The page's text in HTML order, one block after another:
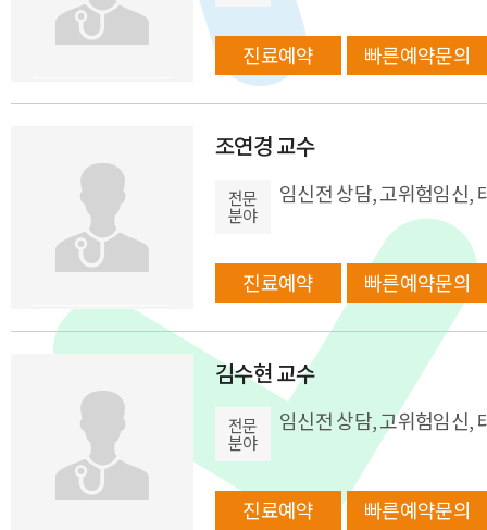
진료예약 빠른예약문의
조연경 교수
전문
분야
임신전 상담, 고위험임신,
진료예약 빠른예약문의
김수현 교수
전문
분야
임신전 상담, 고위험임신,
진료예약 빠른예약문의